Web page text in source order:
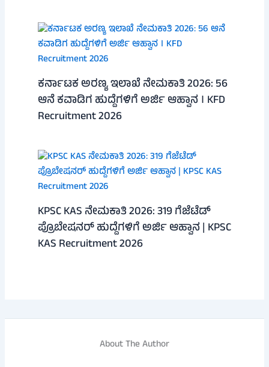
ಕರ್ನಾಟಕ ಅರಣ್ಯ ಇಲಾಖೆ ನೇಮಕಾತಿ 2026: 56
ಆನೆ ಕವಾಡಿಗ ಹುದ್ದೆಗಳಿಗೆ ಅರ್ಜಿ ಆಹ್ವಾನ । KFD
Recruitment 2026
KPSC KAS ನೇಮಕಾತಿ 2026: 319 ಗೆಜೆಟೆಡ್
ಪ್ರೊಬೇಷನರ್ ಹುದ್ದೆಗಳಿಗೆ ಅರ್ಜಿ ಆಹ್ವಾನ | KPSC
KAS Recruitment 2026
About The Author